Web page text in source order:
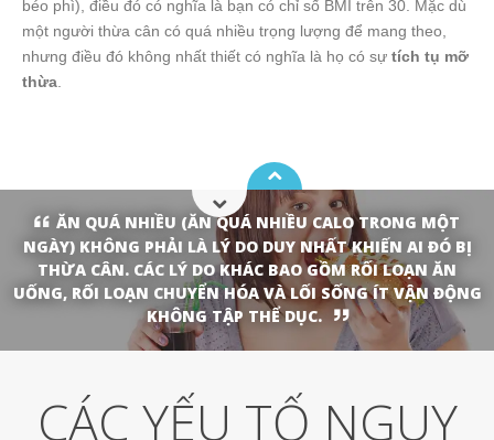
béo phì), điều đó có nghĩa là bạn có chỉ số BMI trên 30. Mặc dù
một người thừa cân có quá nhiều trọng lượng để mang theo,
nhưng điều đó không nhất thiết có nghĩa là họ có sự tích tụ mỡ
thừa
ĂN QUÁ NHIỀU (ĂN QUÁ NHIỀU CALO TRONG MỘT
NGÀY) KHÔNG PHẢI LÀ LÝ DO DUY NHẤT KHIẾN AI ĐÓ BỊ
THỪA CÂN. CÁC LÝ DO KHÁC BAO GỒM RỐI LOẠN ĂN
UỐNG, RỐI LOẠN CHUYỂN HÓA VÀ LỐI SỐNG ÍT VẬN ĐỘNG
KHÔNG TẬP THỂ DỤC.
CÁC YẾU TỐ NGUY